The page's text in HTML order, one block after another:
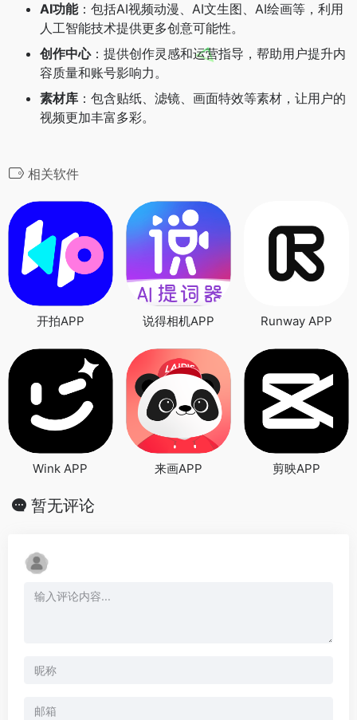
AI功能：包括AI视频动漫、AI文生图、AI绘画等，利用
人工智能技术提供更多创意可能性。
创作中心：提供创作灵感和运营指导，帮助用户提升内
容质量和账号影响力。
素材库 ：包含贴纸、滤镜、画面特效等素材，让用户的
视频更加丰富多彩。
相关软件
开拍APP 说得相机APP Runway APP
Wink APP 来画APP 剪映APP
暂无评论